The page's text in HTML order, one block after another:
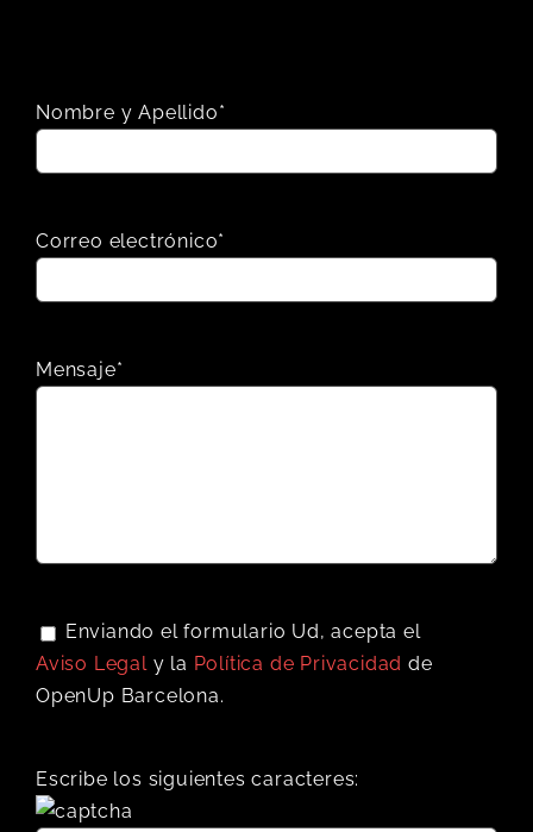
Nombre y Apellido*
Correo electrónico*
Mensaje*
Enviando el formulario Ud, acepta el
Aviso Legaly la Política de Privacidad de
OpenUp Barcelona.
Escribe los siguientes caracteres: